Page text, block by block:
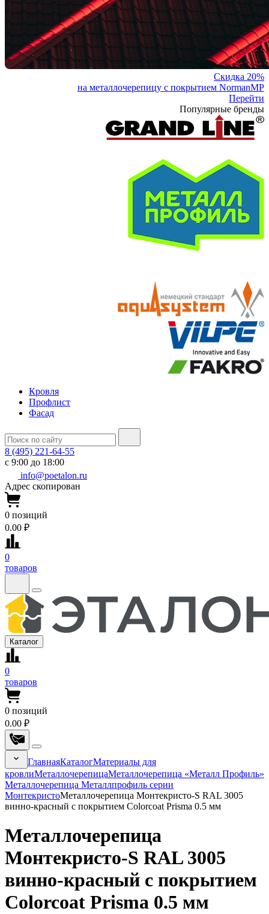
Скидка 20%
на металлочерепицу с покрытием NormanMP
Перейти
Популярные бренды
Кровля
Профлист
Фасад
8 (495) 221-64-55
с 9:00 до 18:00
info@poetalon.ru
Адрес скопирован
0 позиций
0.00 ₽
0
товаров
Каталог
0
товаров
0 позиций
0.00 ₽
ГлавнаяКаталогМатериалы для
кровлиМеталлочерепицаМеталлочерепица «Металл Профиль»
Металлочерепица Металлпрофиль серии
МонтекристоМеталлочерепица Монтекристо-S RAL 3005
винно-красный с покрытием Colorcoat Prisma 0.5 мм
Металлочерепица
Монтекристо-S RAL 3005
винно-красный с покрытием
Colorcoat Prisma 0.5 мм